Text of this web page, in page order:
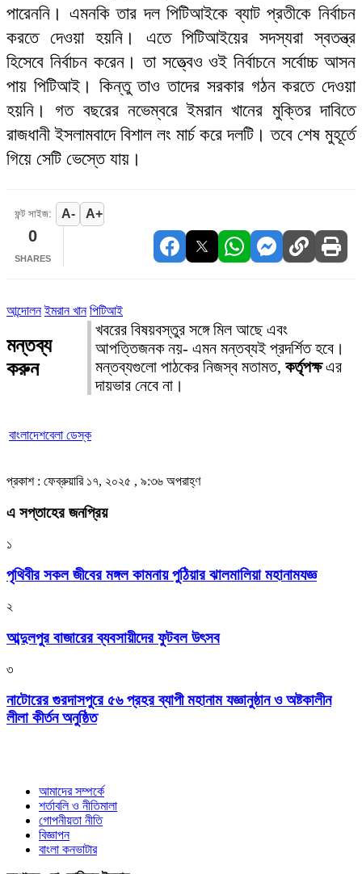
পারেননি। এমনকি তার দল পিটিআইকে ব্যাট প্রতীকে নির্বাচন
করতে দেওয়া হয়নি। এতে পিটিআইয়ের সদস্যরা স্বতন্ত্র
হিসেবে নির্বাচন করেন। তা সত্ত্বেও ওই নির্বাচনে সর্বোচ্চ আসন
পায় পিটিআই। কিন্তু তাও তাদের সরকার গঠন করতে দেওয়া
হয়নি। গত বছরের নভেম্বরে ইমরান খানের মুক্তির দাবিতে
রাজধানী ইসলামবাদে বিশাল লং মার্চ করে দলটি। তবে শেষ মুহূর্তে
গিয়ে সেটি ভেস্তে যায়।
ফন্ট সাইজ: A- A+
0
SHARES
আন্দোলন ইমরান খান পিটিআই
মন্তব্য
করুন
খবরের বিষয়বস্তুর সঙ্গে মিল আছে এবং
আপত্তিজনক নয়- এমন মন্তব্যই প্রদর্শিত হবে।
মন্তব্যগুলো পাঠকের নিজস্ব মতামত, কর্তৃপক্ষএর
দায়ভার নেবে না।
বাংলাদেশবেলা ডেস্ক
প্রকাশ : ফেব্রুয়ারি ১৭, ২০২৫ , ৯:৩৬ অপরাহ্ণ
এ সপ্তাহের জনপ্রিয়
১
পৃথিবীর সকল জীবের মঙ্গল কামনায় পুঠিয়ার ঝালমালিয়া মহানামযজ্ঞ
২
আব্দুলপুর বাজারের ব্যবসায়ীদের ফুটবল উৎসব
৩
নাটোরের গুরদাসপুরে ৫৬ প্রহর ব্যাপী মহানাম যজ্ঞানুষ্ঠান ও অষ্টকালীন
লীলা কীর্তন অনুষ্ঠিত
আমাদের সম্পর্কে
শর্তাবলি ও নীতিমালা
গোপনীয়তা নীতি
বিজ্ঞাপন
বাংলা কনভাটার